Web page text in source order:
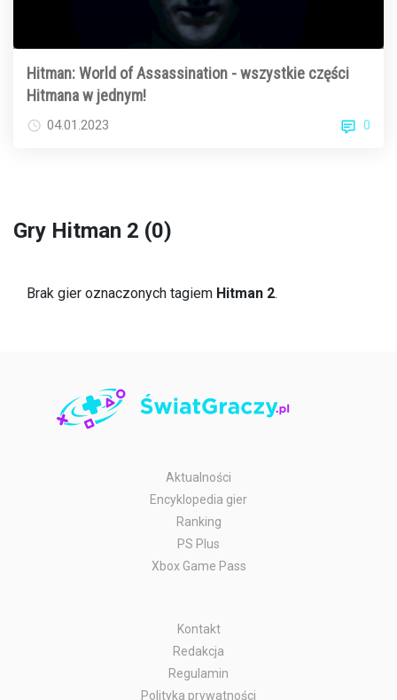
Hitman: World of Assassination - wszystkie części
Hitmana w jednym!
04.01.2023 0
Gry Hitman 2 (0)
Brak gier oznaczonych tagiem Hitman 2.
Aktualności
Encyklopedia gier
Ranking
PS Plus
Xbox Game Pass
Kontakt
Redakcja
Regulamin
Polityka prywatności